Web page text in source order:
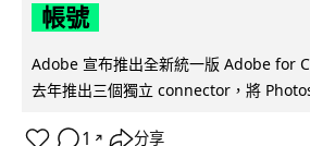
帳號
Adobe 宣布推出全新統一版 Adobe for
去年推出三個獨立 connector，將
1 ↗ 分享